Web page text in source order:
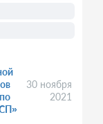
30 ноября
2021